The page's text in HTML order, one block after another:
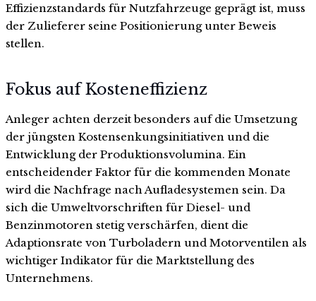
Effizienzstandards für Nutzfahrzeuge geprägt ist, muss
der Zulieferer seine Positionierung unter Beweis
stellen.
Fokus auf Kosteneffizienz
Anleger achten derzeit besonders auf die Umsetzung
der jüngsten Kostensenkungsinitiativen und die
Entwicklung der Produktionsvolumina. Ein
entscheidender Faktor für die kommenden Monate
wird die Nachfrage nach Aufladesystemen sein. Da
sich die Umweltvorschriften für Diesel- und
Benzinmotoren stetig verschärfen, dient die
Adaptionsrate von Turboladern und Motorventilen als
wichtiger Indikator für die Marktstellung des
Unternehmens.